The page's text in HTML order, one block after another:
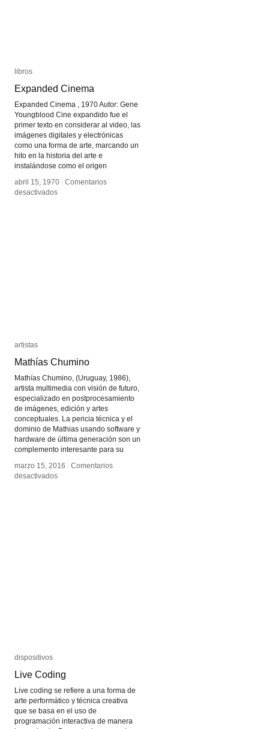
libros
Expanded Cinema
Expanded Cinema , 1970 Autor: Gene
Youngblood Cine expandido fue el
primer texto en considerar al video, las
imágenes digitales y electrónicas
como una forma de arte, marcando un
hito en la historia del arte e
instalándose como el origen
abril 15, 1970 / Comentarios
desactivadosen
libros
Expanded Cinema
abril 15, 1970 / Comentarios
desactivadosen
artistas
Mathías Chumino
Mathías Chumino, (Uruguay, 1986),
artista multimedia con visión de futuro,
especializado en postprocesamiento
de imágenes, edición y artes
conceptuales. La pericia técnica y el
dominio de Mathias usando software y
hardware de última generación son un
complemento interesante para su
marzo 15, 2016 / Comentarios
desactivadosen
artistas
Mathías Chumino
marzo 15, 2016 / Comentarios
desactivadosen
dispositivos
Live Coding
Live coding se refiere a una forma de
arte performático y técnica creativa
que se basa en el uso de
programación interactiva de manera
dispositivos
Live Coding